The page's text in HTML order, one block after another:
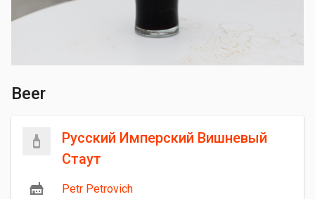
Beer
Русский Имперский Вишневый
Стаут
Petr Petrovich